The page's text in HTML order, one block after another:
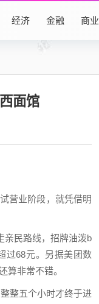
经济 金融 商业
面馆
营业阶段，就凭借明
亲民路线，招牌油泼b
过68元。另据美团数
算非常不错。
整五个小时才终于进